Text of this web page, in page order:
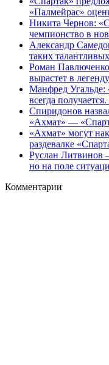
«Палмейрас»
Никита Чернов:
чемпионство в
Александр
таких
Роман
вырастет в
Манфред Угальде:
всегда
Спиридонов
«Ахмат» —
«Ахмат» могут
раздевалке
Руслан Литвинов
но на поле
Комментарии